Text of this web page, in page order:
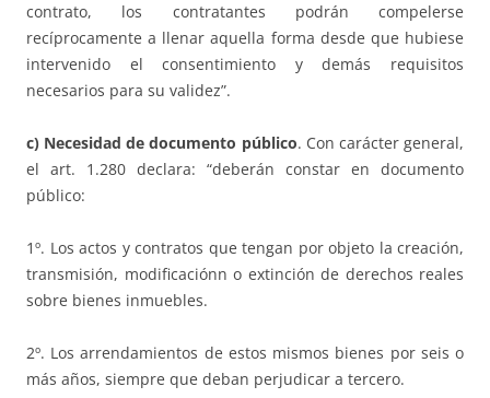
contrato, los contratantes podrán compelerse
recíprocamente a llenar aquella forma desde que hubiese
intervenido el consentimiento y demás requisitos
necesarios para su validez”.
c) Necesidad de documento público. Con carácter general,
el art. 1.280 declara: “deberán constar en documento
público:
1º. Los actos y contratos que tengan por objeto la creación,
transmisión, modificaciónn o extinción de derechos reales
sobre bienes inmuebles.
2º. Los arrendamientos de estos mismos bienes por seis o
más años, siempre que deban perjudicar a tercero.